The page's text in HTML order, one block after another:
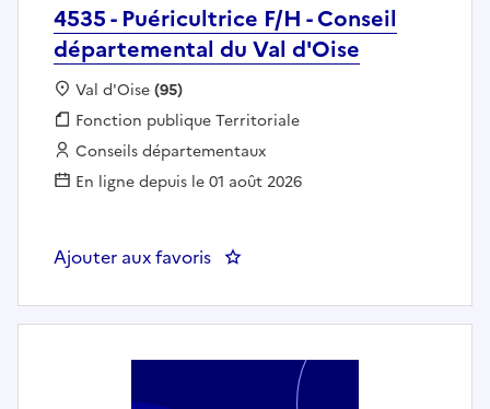
4535 - Puéricultrice F/H - Conseil
départemental du Val d'Oise
Localisation :
Val d'Oise(95)
Fonction publique :
Fonction publique Territoriale
Employeur :
Conseils départementaux
En ligne depuis le 01 août 2026
Ajouter aux favoris : 4535 - Puéricultrice F/H -